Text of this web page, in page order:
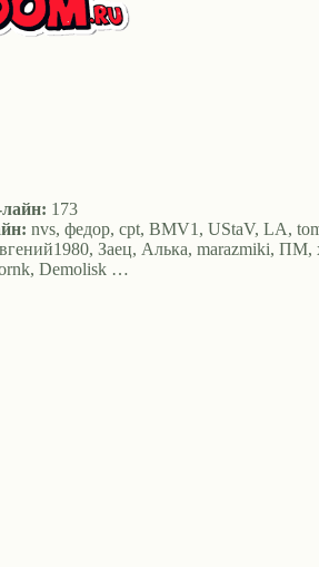
173
nvs, федор, cpt, BMV1, UStaV, LA,
Заец, Алька, marazmiki,
Demolisk …